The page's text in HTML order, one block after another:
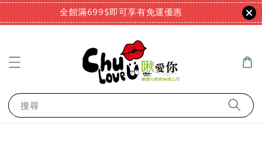
全館滿699$即可享有免運優惠
搜尋